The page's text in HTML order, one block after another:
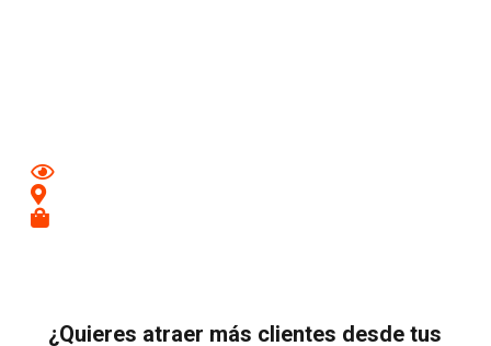
¿Quieres atraer más clientes desde tus